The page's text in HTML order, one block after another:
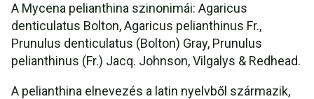
A Mycena pelianthina szinonimái: Agaricus
denticulatus Bolton, Agaricus pelianthinus Fr.,
Prunulus denticulatus (Bolton) Gray, Prunulus
pelianthinus (Fr.) Jacq. Johnson, Vilgalys & Redhead.
A pelianthina elnevezés a latin nyelvből származik,